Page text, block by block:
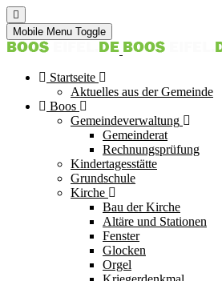
Mobile Menu Toggle
Startseite
Aktuelles aus der Gemeinde
Boos
Gemeindeverwaltung
Gemeinderat
Rechnungsprüfung
Kindertagesstätte
Grundschule
Kirche
Bau der Kirche
Altäre und Stationen
Fenster
Glocken
Orgel